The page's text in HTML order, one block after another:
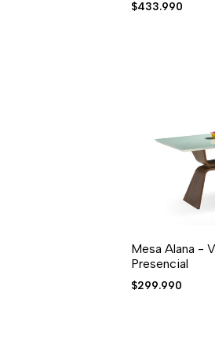
Precio
$433.990
AGREGAR AL CARRITO
AGREGAR A LAAGREGAR
Mesa Alana -
Presencial
Precio
$299.990